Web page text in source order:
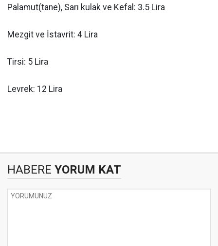
Palamut(tane), Sarı kulak ve Kefal: 3.5 Lira
Mezgit ve İstavrit: 4 Lira
Tirsi: 5 Lira
Levrek: 12 Lira
HABERE YORUM KAT